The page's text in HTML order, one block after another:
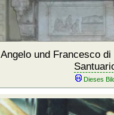
Angelo und Francesco